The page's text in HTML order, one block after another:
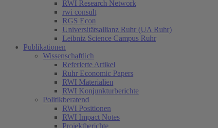
RWI Research Network
rwi consult
RGS Econ
Universitätsallianz Ruhr (UA Ruhr)
Leibniz Science Campus Ruhr
Publikationen
Wissenschaftlich
Referierte Artikel
Ruhr Economic Papers
RWI Materialien
RWI Konjunkturberichte
Politikberatend
RWI Positionen
RWI Impact Notes
Projektberichte